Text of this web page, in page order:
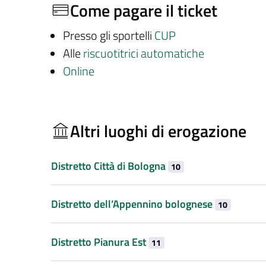
Come pagare il ticket
Presso gli sportelli CUP
Alleriscuotitrici automatiche
Online
Altri luoghi di erogazione
Distretto Città di Bologna 10
Distretto dell’Appennino bolognese 10
Distretto Pianura Est 11